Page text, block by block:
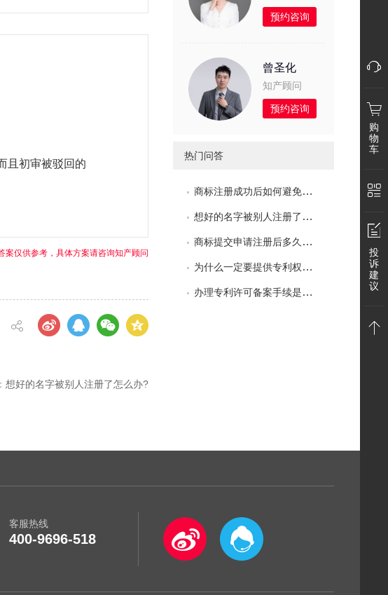
预约咨询
曾圣化
知产顾问
预约咨询
热门问答
商标注册成功后如何避免撤销三年不使用？
想好的名字被别人注册了怎么办?
商标提交申请注册后多久可以使用？
为什么一定要提供专利权评价报告？
办理专利许可备案手续是否有时限？
且初审被驳回的
案仅供参考，具体方案请咨询知产顾问
想好的名字被别人注册了怎么办?
客服热线
400-9696-518
购
物
车
投
诉
建
议